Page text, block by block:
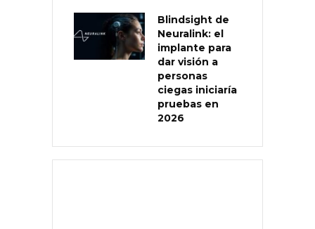
Blindsight de
Neuralink: el
implante para
dar visión a
personas
ciegas iniciaría
pruebas en
2026